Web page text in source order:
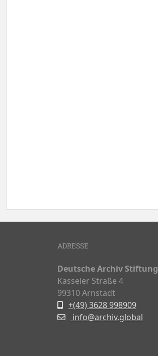
ADRESSE
Deutsche Archiv Stiftung
Kasseler Straße 4
99310 Arnstadt
+(49) 3628 998909
info@archiv.global